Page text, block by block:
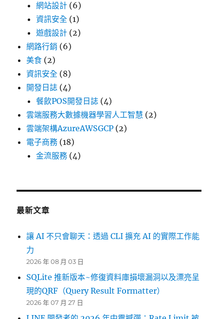
網站設計 (6)
資訊安全 (1)
遊戲設計 (2)
網路行銷 (6)
美食 (2)
資訊安全 (8)
開發日誌 (4)
餐飲POS開發日誌 (4)
雲端服務大數據機器學習人工智慧 (2)
雲端架構AzureAWSGCP (2)
電子商務 (18)
金流服務 (4)
最新文章
讓 AI 不只會聊天：透過 CLI 擴充 AI 的實際工作能
力
2026 年 08 月 03 日
SQLite 推新版本~修復資料庫損壞漏洞以及漂亮呈
現的QRF（Query Result Formatter）
2026 年 07 月 27 日